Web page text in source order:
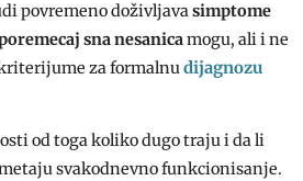
povremeno doživljavasimptome
sna nesanicamogu, ali i ne
za formalnudijagnozu
od toga koliko dugo traju i da li
svakodnevno funkcionisanje.